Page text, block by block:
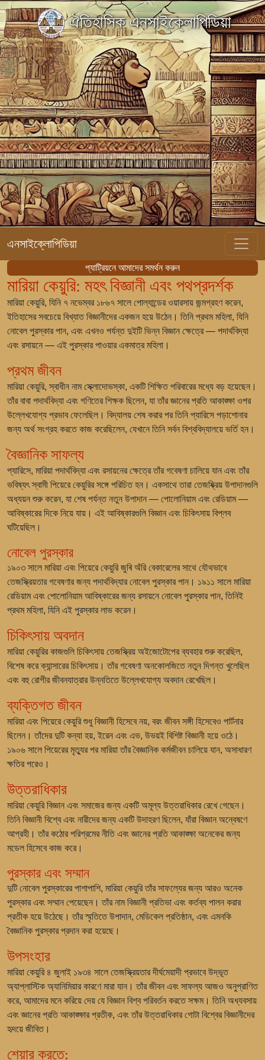
ঐতিহাসিক এনসাইক্লোপিডিয়া
এনসাইক্লোপিডিয়া
প্যাট্রিয়নে আমাদের সমর্থন করুন
মারিয়া কেয়ুরি: মহৎ বিজ্ঞানী এবং পথপ্রদর্শক
মারিয়া কেয়ুরি, যিনি ৭ নভেম্বর ১৮৬৭ সালে পোল্যান্ডের ওয়ারসায় জন্মগ্রহণ করেন,
ইতিহাসের সবচেয়ে বিখ্যাত বিজ্ঞানীদের একজন হয়ে উঠেন। তিনি প্রথম মহিলা, যিনি
নোবেল পুরস্কার পান, এবং এখনও পর্যন্ত দুইটি ভিন্ন বিজ্ঞান ক্ষেত্রে — পদার্থবিদ্যা
এবং রসায়নে — এই পুরস্কার পাওয়ার একমাত্র মহিলা।
প্রথম জীবন
মারিয়া কেয়ুরি, স্বাধীন নাম স্ক্লোদোভস্কা, একটি শিক্ষিত পরিবারের মধ্যে বড় হয়েছেন।
তাঁর বাবা পদার্থবিদ্যা এবং গণিতের শিক্ষক ছিলেন, যা তাঁর জ্ঞানের প্রতি আকাঙ্ক্ষা ওপর
উল্লেখযোগ্য প্রভাব ফেলেছিল। বিদ্যালয় শেষ করার পর তিনি প্যারিসে পড়াশোনার
জন্য অর্থ সংগ্রহ করতে কাজ করেছিলেন, যেখানে তিনি সর্বন বিশ্ববিদ্যালয়ে ভর্তি হন।
বৈজ্ঞানিক সাফল্য
প্যারিসে, মারিয়া পদার্থবিদ্যা এবং রসায়নের ক্ষেত্রে তাঁর গবেষণা চালিয়ে যান এবং তাঁর
ভবিষ্যৎ স্বামী পিয়েরে কেয়ুরির সঙ্গে পরিচিত হন। একসাথে তারা তেজষ্ক্রিয় উপাদানগুলি
অধ্যয়ন শুরু করেন, যা শেষ পর্যন্ত নতুন উপাদান — পোলোনিয়াম এবং রেডিয়াম —
আবিষ্কারের দিকে নিয়ে যায়। এই আবিষ্কারগুলি বিজ্ঞান এবং চিকিৎসায় বিপ্লব
ঘটিয়েছিল।
নোবেল পুরস্কার
১৯০৩ সালে মারিয়া এবং পিয়েরে কেয়ুরি জুৰি অঁরি বেকারেলের সাথে যৌথভাবে
তেজস্ক্রিয়তার গবেষণার জন্য পদার্থবিদ্যার নোবেল পুরস্কার পান। ১৯১১ সালে মারিয়া
রেডিয়াম এবং পোলোনিয়াম আবিষ্কারের জন্য রসায়নে নোবেল পুরস্কার পান, তিনিই
প্রথম মহিলা, যিনি এই পুরস্কার লাভ করেন।
চিকিৎসায় অবদান
মারিয়া কেয়ুরির কাজগুলি চিকিৎসায় তেজস্ক্রিয় অইজোটোপের ব্যবহার শুরু করেছিল,
বিশেষ করে ক্যান্সারের চিকিৎসায়। তাঁর গবেষণা অনকোলজিতে নতুন দিগন্ত খুলেছিল
এবং বহু রোগীর জীবনযাত্রার উন্নতিতে উল্লেখযোগ্য অবদান রেখেছিল।
ব্যক্তিগত জীবন
মারিয়া এবং পিয়েরে কেয়ুরি শুধু বিজ্ঞানী হিসেবে নয়, বরং জীবন সঙ্গী হিসেবেও পার্টনার
ছিলেন। তাঁদের দুটি কন্যা হয়, ইরেন এবং এভ, উভয়ই বিশিষ্ট বিজ্ঞানী হয়ে ওঠে।
১৯০৬ সালে পিয়েরের মৃত্যুর পর মারিয়া তাঁর বৈজ্ঞানিক কর্মজীবন চালিয়ে যান, অসাধারণ
ক্ষতির পরেও।
উত্তরাধিকার
মারিয়া কেয়ুরি বিজ্ঞান এবং সমাজের জন্য একটি অমূল্য উত্তরাধিকার রেখে গেছেন।
তিনি বিজ্ঞানী বিশ্বে এবং নারীদের জন্য একটি উদাহরণ ছিলেন, যাঁরা বিজ্ঞান অন্বেষণে
আগ্রহী। তাঁর কঠোর পরিশ্রমের নীতি এবং জ্ঞানের প্রতি আকাঙ্ক্ষা অনেকের জন্য
মডেল হিসেবে কাজ করে।
পুরস্কার এবং সম্মান
দুটি নোবেল পুরস্কারের পাশাপাশি, মারিয়া কেয়ুরি তাঁর সাফল্যের জন্য আরও অনেক
পুরস্কার এবং সম্মান পেয়েছেন। তাঁর নাম বিজ্ঞানী প্রতিভা এবং কর্তব্য পালন করার
প্রতীক হয়ে উঠেছে। তাঁর স্মৃতিতে উপাদান, মেডিকেল প্রতিষ্ঠান, এবং এমনকি
বৈজ্ঞানিক পুরস্কার প্রদান করা হয়েছে।
উপসংহার
মারিয়া কেয়ুরি ৪ জুলাই ১৯৩৪ সালে তেজস্ক্রিয়তার দীর্ঘমেয়াদী প্রভাবে উদ্ভূত
অ্যাপ্লাস্টিক অ্যানিমিয়ার কারণে মারা যান। তাঁর জীবন এবং সাফল্য আজও অনুপ্রাণিত
করে, আমাদের মনে করিয়ে দেয় যে বিজ্ঞান বিশ্ব পরিবর্তন করতে সক্ষম। তিনি অধ্যবসায়
এবং জ্ঞানের প্রতি আকাঙ্ক্ষার প্রতীক, এবং তাঁর উত্তরাধিকার গোটা বিশ্বের বিজ্ঞানীদের
হৃদয়ে জীবিত।
শেয়ার করতে: